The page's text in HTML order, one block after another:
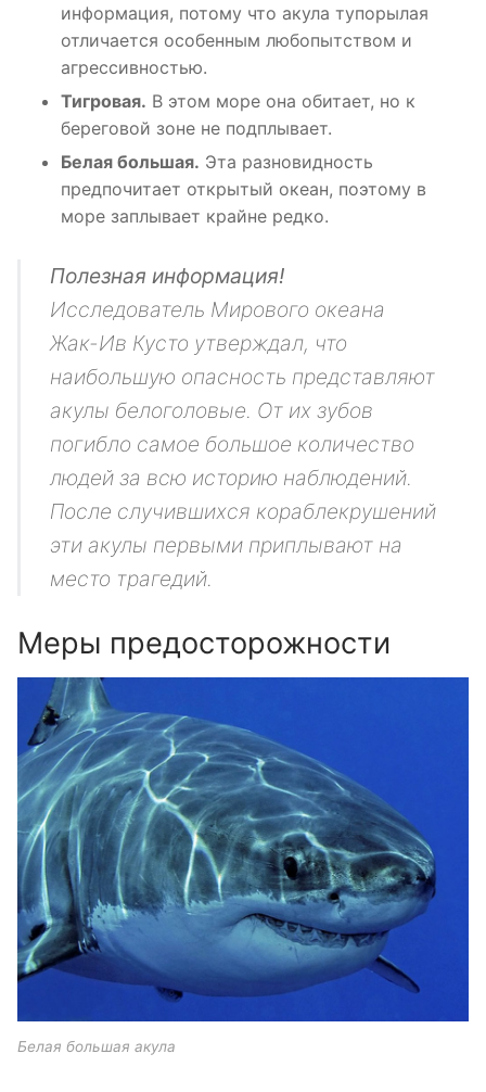
информация, потому что акула тупорылая
отличается особенным любопытством и
агрессивностью.
Тигровая. В этом море она обитает, но к
береговой зоне не подплывает.
Белая большая. Эта разновидность
предпочитает открытый океан, поэтому в
море заплывает крайне редко.
Полезная информация!
Исследователь Мирового океана
Жак-Ив Кусто утверждал, что
наибольшую опасность представляют
акулы белоголовые. От их зубов
погибло самое большое количество
людей за всю историю наблюдений.
После случившихся кораблекрушений
эти акулы первыми приплывают на
место трагедий.
Меры предосторожности
Белая большая акула